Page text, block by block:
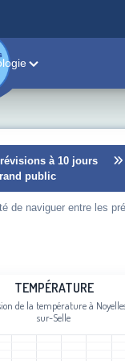
à 10 jours
public
de naviguer entre les
101 data points.
TEMPÉRATURE
de la température à
sur-Selle